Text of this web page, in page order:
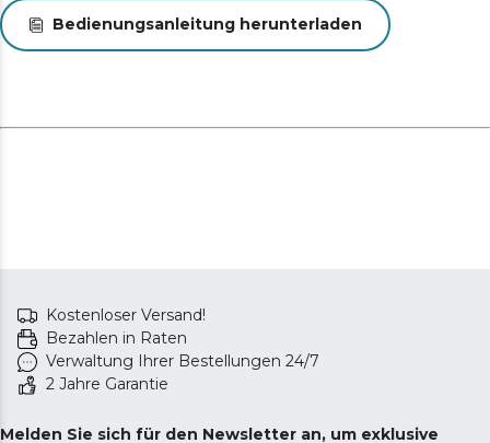
Bedienungsanleitung herunterladen
Kostenloser Versand!
Bezahlen in Raten
Verwaltung Ihrer Bestellungen 24/7
2 Jahre Garantie
Melden Sie sich für den Newsletter an, um exklusive